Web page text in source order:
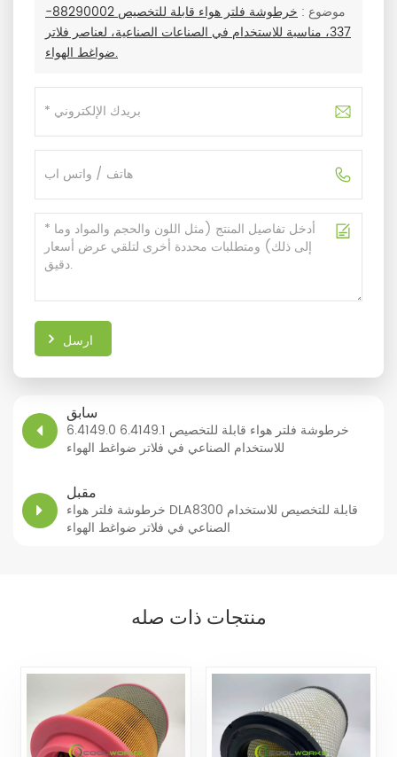
موضوع :
خرطوشة فلتر هواء قابلة للتخصيص 88290002-
337، مناسبة للاستخدام في الصناعات الصناعية، لعناصر فلاتر
ضواغط الهواء.
ارسل
سابق
6.4149.0 6.4149.1 خرطوشة فلتر هواء قابلة للتخصيص
للاستخدام الصناعي في فلاتر ضواغط الهواء
مقبل
خرطوشة فلتر هواء DLA8300 قابلة للتخصيص للاستخدام
الصناعي في فلاتر ضواغط الهواء
منتجات ذات صله